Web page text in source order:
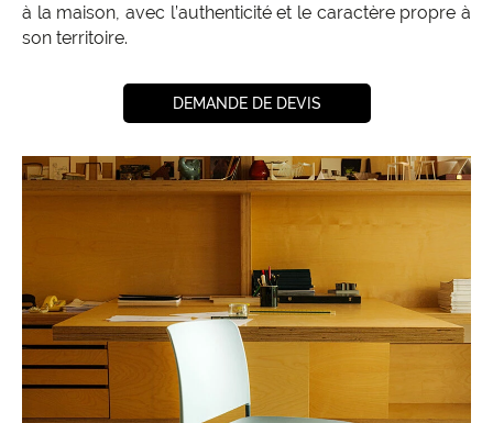
à la maison, avec l’authenticité et le caractère propre à
son territoire.
DEMANDE DE DEVIS